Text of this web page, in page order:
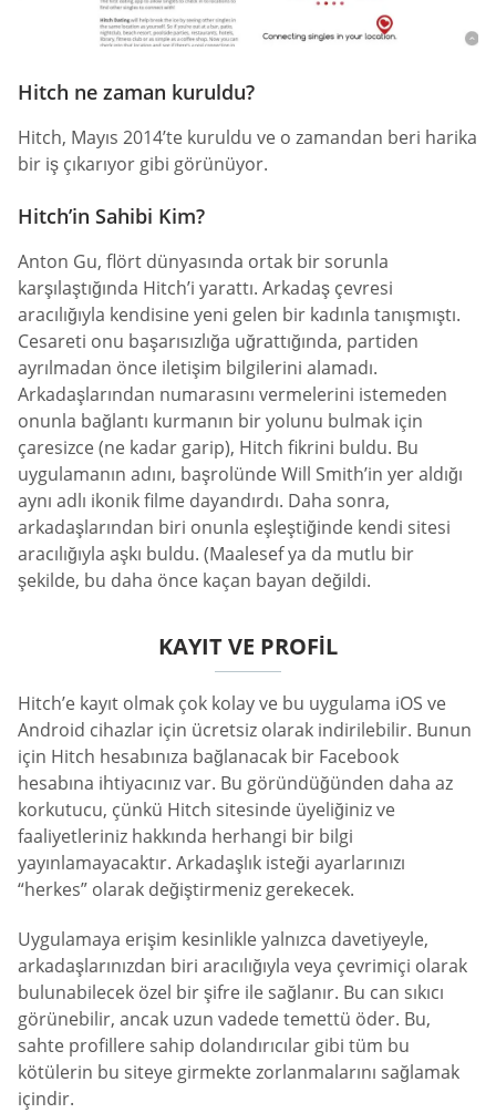
Hitch ne zaman kuruldu?
Hitch, Mayıs 2014’te kuruldu ve o zamandan beri harika
bir iş çıkarıyor gibi görünüyor.
Hitch’in Sahibi Kim?
Anton Gu, flört dünyasında ortak bir sorunla
karşılaştığında Hitch’i yarattı. Arkadaş çevresi
aracılığıyla kendisine yeni gelen bir kadınla tanışmıştı.
Cesareti onu başarısızlığa uğrattığında, partiden
ayrılmadan önce iletişim bilgilerini alamadı.
Arkadaşlarından numarasını vermelerini istemeden
onunla bağlantı kurmanın bir yolunu bulmak için
çaresizce (ne kadar garip), Hitch fikrini buldu. Bu
uygulamanın adını, başrolünde Will Smith’in yer aldığı
aynı adlı ikonik filme dayandırdı. Daha sonra,
arkadaşlarından biri onunla eşleştiğinde kendi sitesi
aracılığıyla aşkı buldu. (Maalesef ya da mutlu bir
şekilde, bu daha önce kaçan bayan değildi.
KAYIT VE PROFIL
Hitch’e kayıt olmak çok kolay ve bu uygulama iOS ve
Android cihazlar için ücretsiz olarak indirilebilir. Bunun
için Hitch hesabınıza bağlanacak bir Facebook
hesabına ihtiyacınız var. Bu göründüğünden daha az
korkutucu, çünkü Hitch sitesinde üyeliğiniz ve
faaliyetleriniz hakkında herhangi bir bilgi
yayınlamayacaktır. Arkadaşlık isteği ayarlarınızı
“herkes” olarak değiştirmeniz gerekecek.
Uygulamaya erişim kesinlikle yalnızca davetiyeyle,
arkadaşlarınızdan biri aracılığıyla veya çevrimiçi olarak
bulunabilecek özel bir şifre ile sağlanır. Bu can sıkıcı
görünebilir, ancak uzun vadede temettü öder. Bu,
sahte profillere sahip dolandırıcılar gibi tüm bu
kötülerin bu siteye girmekte zorlanmalarını sağlamak
içindir.